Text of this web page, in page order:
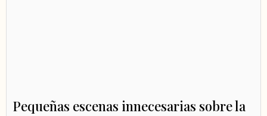
Pequeñas escenas innecesarias sobre la